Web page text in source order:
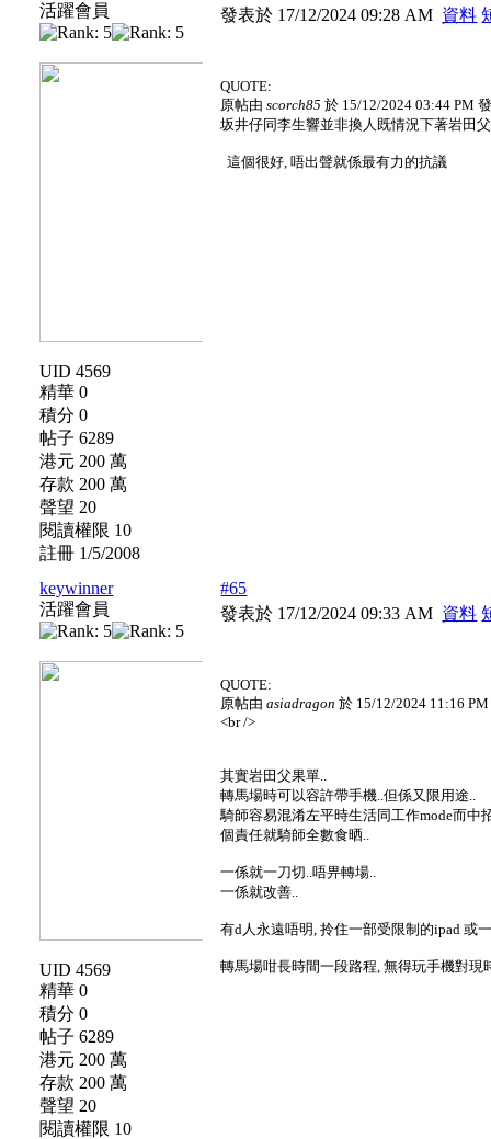
活躍會員
UID 4569
精華 0
積分 0
帖子 6289
港元 200 萬
存款 200 萬
聲望 20
閱讀權限 10
註冊 1/5/2008
發表於 17/12/2024 09:28 AM 資料
QUOTE:
原帖由scorch85 於 15/12/2024 03:44 PM
坂井仔同李生響並非換人既情況下著岩田
這個很好, 唔出聲就係最有力的抗議
keywinner
活躍會員
UID 4569
精華 0
積分 0
帖子 6289
港元 200 萬
存款 200 萬
聲望 20
閱讀權限 10
#65
發表於 17/12/2024 09:33 AM 資料
QUOTE:
原帖由asiadragon 於 15/12/2024 11:16
<br />
其實岩田父果單..
轉馬場時可以容許帶手機..但係又限用途..
騎師容易混淆左平時生活同工作mode而中
個責任就騎師全數食晒..
一係就一刀切..唔畀轉場..
一係就改善..
有d人永遠唔明, 拎住一部受限制的ipad 或
轉馬場咁長時間一段路程, 無得玩手機對